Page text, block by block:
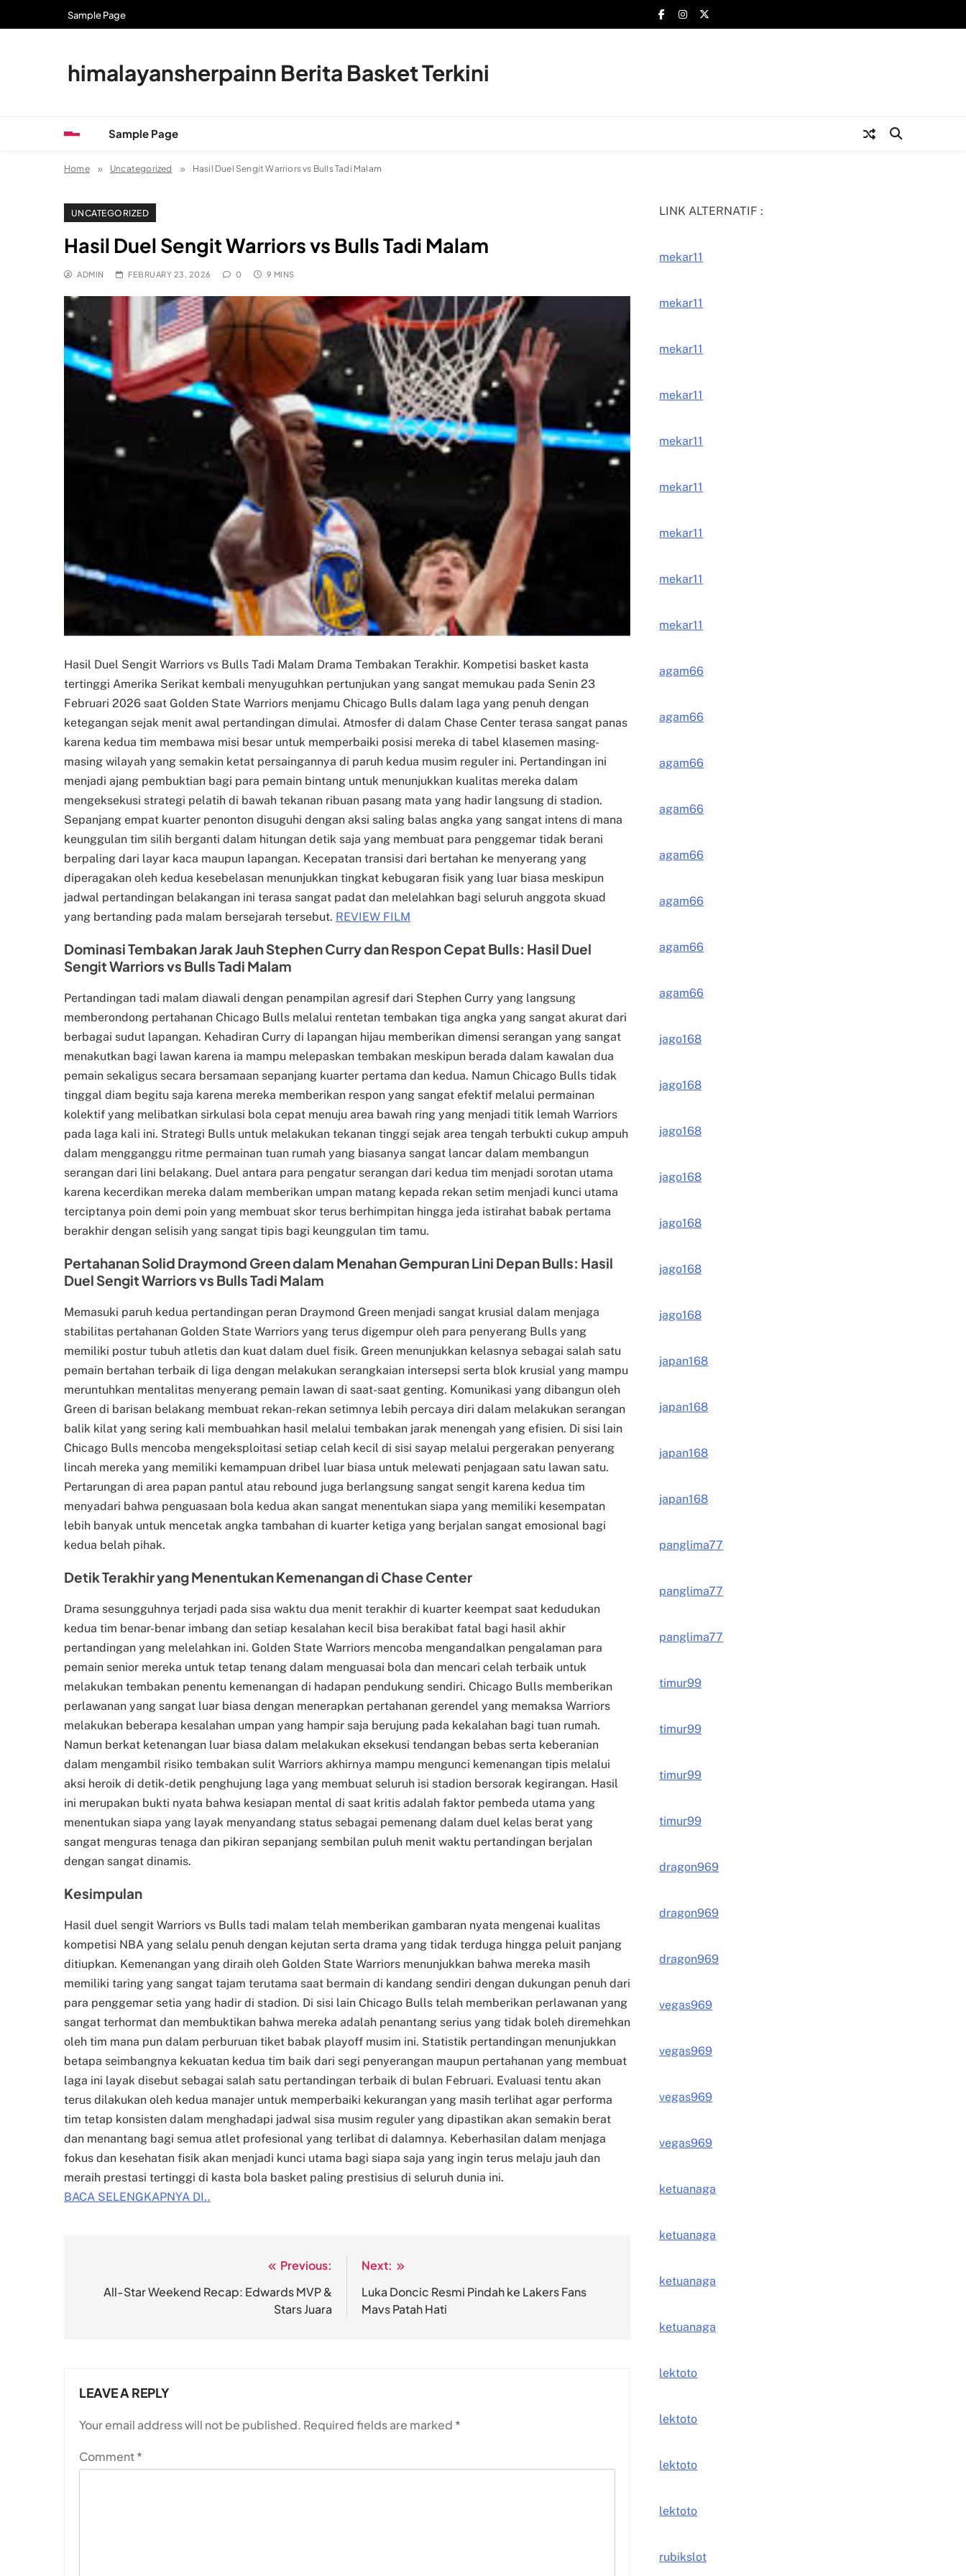
Sample Page
himalayansherpainn Berita Basket Terkini
Sample Page
Home Uncategorized Hasil Duel Sengit Warriors vs Bulls Tadi Malam
UNCATEGORIZED
Hasil Duel Sengit Warriors vs Bulls Tadi Malam
ADMIN FEBRUARY 23, 2026 0 9 MINS
Hasil Duel Sengit Warriors vs Bulls Tadi Malam Drama Tembakan Terakhir. Kompetisi basket kasta
tertinggi Amerika Serikat kembali menyuguhkan pertunjukan yang sangat memukau pada Senin 23
Februari 2026 saat Golden State Warriors menjamu Chicago Bulls dalam laga yang penuh dengan
ketegangan sejak menit awal pertandingan dimulai. Atmosfer di dalam Chase Center terasa sangat panas
karena kedua tim membawa misi besar untuk memperbaiki posisi mereka di tabel klasemen masing-
masing wilayah yang semakin ketat persaingannya di paruh kedua musim reguler ini. Pertandingan ini
menjadi ajang pembuktian bagi para pemain bintang untuk menunjukkan kualitas mereka dalam
mengeksekusi strategi pelatih di bawah tekanan ribuan pasang mata yang hadir langsung di stadion.
Sepanjang empat kuarter penonton disuguhi dengan aksi saling balas angka yang sangat intens di mana
keunggulan tim silih berganti dalam hitungan detik saja yang membuat para penggemar tidak berani
berpaling dari layar kaca maupun lapangan. Kecepatan transisi dari bertahan ke menyerang yang
diperagakan oleh kedua kesebelasan menunjukkan tingkat kebugaran fisik yang luar biasa meskipun
jadwal pertandingan belakangan ini terasa sangat padat dan melelahkan bagi seluruh anggota skuad
yang bertanding pada malam bersejarah tersebut. REVIEW FILM
Dominasi Tembakan Jarak Jauh Stephen Curry dan Respon Cepat Bulls: Hasil Duel
Sengit Warriors vs Bulls Tadi Malam
Pertandingan tadi malam diawali dengan penampilan agresif dari Stephen Curry yang langsung
memberondong pertahanan Chicago Bulls melalui rentetan tembakan tiga angka yang sangat akurat dari
berbagai sudut lapangan. Kehadiran Curry di lapangan hijau memberikan dimensi serangan yang sangat
menakutkan bagi lawan karena ia mampu melepaskan tembakan meskipun berada dalam kawalan dua
pemain sekaligus secara bersamaan sepanjang kuarter pertama dan kedua. Namun Chicago Bulls tidak
tinggal diam begitu saja karena mereka memberikan respon yang sangat efektif melalui permainan
kolektif yang melibatkan sirkulasi bola cepat menuju area bawah ring yang menjadi titik lemah Warriors
pada laga kali ini. Strategi Bulls untuk melakukan tekanan tinggi sejak area tengah terbukti cukup ampuh
dalam mengganggu ritme permainan tuan rumah yang biasanya sangat lancar dalam membangun
serangan dari lini belakang. Duel antara para pengatur serangan dari kedua tim menjadi sorotan utama
karena kecerdikan mereka dalam memberikan umpan matang kepada rekan setim menjadi kunci utama
terciptanya poin demi poin yang membuat skor terus berhimpitan hingga jeda istirahat babak pertama
berakhir dengan selisih yang sangat tipis bagi keunggulan tim tamu.
Pertahanan Solid Draymond Green dalam Menahan Gempuran Lini Depan Bulls: Hasil
Duel Sengit Warriors vs Bulls Tadi Malam
Memasuki paruh kedua pertandingan peran Draymond Green menjadi sangat krusial dalam menjaga
stabilitas pertahanan Golden State Warriors yang terus digempur oleh para penyerang Bulls yang
memiliki postur tubuh atletis dan kuat dalam duel fisik. Green menunjukkan kelasnya sebagai salah satu
pemain bertahan terbaik di liga dengan melakukan serangkaian intersepsi serta blok krusial yang mampu
meruntuhkan mentalitas menyerang pemain lawan di saat-saat genting. Komunikasi yang dibangun oleh
Green di barisan belakang membuat rekan-rekan setimnya lebih percaya diri dalam melakukan serangan
balik kilat yang sering kali membuahkan hasil melalui tembakan jarak menengah yang efisien. Di sisi lain
Chicago Bulls mencoba mengeksploitasi setiap celah kecil di sisi sayap melalui pergerakan penyerang
lincah mereka yang memiliki kemampuan dribel luar biasa untuk melewati penjagaan satu lawan satu.
Pertarungan di area papan pantul atau rebound juga berlangsung sangat sengit karena kedua tim
menyadari bahwa penguasaan bola kedua akan sangat menentukan siapa yang memiliki kesempatan
lebih banyak untuk mencetak angka tambahan di kuarter ketiga yang berjalan sangat emosional bagi
kedua belah pihak.
Detik Terakhir yang Menentukan Kemenangan di Chase Center
Drama sesungguhnya terjadi pada sisa waktu dua menit terakhir di kuarter keempat saat kedudukan
kedua tim benar-benar imbang dan setiap kesalahan kecil bisa berakibat fatal bagi hasil akhir
pertandingan yang melelahkan ini. Golden State Warriors mencoba mengandalkan pengalaman para
pemain senior mereka untuk tetap tenang dalam menguasai bola dan mencari celah terbaik untuk
melakukan tembakan penentu kemenangan di hadapan pendukung sendiri. Chicago Bulls memberikan
perlawanan yang sangat luar biasa dengan menerapkan pertahanan gerendel yang memaksa Warriors
melakukan beberapa kesalahan umpan yang hampir saja berujung pada kekalahan bagi tuan rumah.
Namun berkat ketenangan luar biasa dalam melakukan eksekusi tendangan bebas serta keberanian
dalam mengambil risiko tembakan sulit Warriors akhirnya mampu mengunci kemenangan tipis melalui
aksi heroik di detik-detik penghujung laga yang membuat seluruh isi stadion bersorak kegirangan. Hasil
ini merupakan bukti nyata bahwa kesiapan mental di saat kritis adalah faktor pembeda utama yang
menentukan siapa yang layak menyandang status sebagai pemenang dalam duel kelas berat yang
sangat menguras tenaga dan pikiran sepanjang sembilan puluh menit waktu pertandingan berjalan
dengan sangat dinamis.
Kesimpulan
Hasil duel sengit Warriors vs Bulls tadi malam telah memberikan gambaran nyata mengenai kualitas
kompetisi NBA yang selalu penuh dengan kejutan serta drama yang tidak terduga hingga peluit panjang
ditiupkan. Kemenangan yang diraih oleh Golden State Warriors menunjukkan bahwa mereka masih
memiliki taring yang sangat tajam terutama saat bermain di kandang sendiri dengan dukungan penuh dari
para penggemar setia yang hadir di stadion. Di sisi lain Chicago Bulls telah memberikan perlawanan yang
sangat terhormat dan membuktikan bahwa mereka adalah penantang serius yang tidak boleh diremehkan
oleh tim mana pun dalam perburuan tiket babak playoff musim ini. Statistik pertandingan menunjukkan
betapa seimbangnya kekuatan kedua tim baik dari segi penyerangan maupun pertahanan yang membuat
laga ini layak disebut sebagai salah satu pertandingan terbaik di bulan Februari. Evaluasi tentu akan
terus dilakukan oleh kedua manajer untuk memperbaiki kekurangan yang masih terlihat agar performa
tim tetap konsisten dalam menghadapi jadwal sisa musim reguler yang dipastikan akan semakin berat
dan menantang bagi semua atlet profesional yang terlibat di dalamnya. Keberhasilan dalam menjaga
fokus dan kesehatan fisik akan menjadi kunci utama bagi siapa saja yang ingin terus melaju jauh dan
meraih prestasi tertinggi di kasta bola basket paling prestisius di seluruh dunia ini.
BACA SELENGKAPNYA DI..
navigation
Previous:
All-Star Weekend Recap: Edwards MVP &
Stars Juara
Next:
Luka Doncic Resmi Pindah ke Lakers Fans
Mavs Patah Hati
LEAVE A REPLY
Your email address will not be published. Required fields are marked *
Comment*
LINK ALTERNATIF :
mekar11
mekar11
mekar11
mekar11
mekar11
mekar11
mekar11
mekar11
mekar11
agam66
agam66
agam66
agam66
agam66
agam66
agam66
agam66
jago168
jago168
jago168
jago168
jago168
jago168
jago168
japan168
japan168
japan168
japan168
panglima77
panglima77
panglima77
timur99
timur99
timur99
timur99
dragon969
dragon969
dragon969
vegas969
vegas969
vegas969
vegas969
ketuanaga
ketuanaga
ketuanaga
ketuanaga
lektoto
lektoto
lektoto
lektoto
rubikslot